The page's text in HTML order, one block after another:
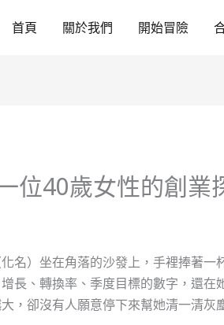
首頁 關於我們 開始冒險
位40歲女性的創業
名）坐在角落的沙發上，手裡捧著
長、轉換率、季度目標的數字，還
，卻沒有人願意停下來幫她清一清灰